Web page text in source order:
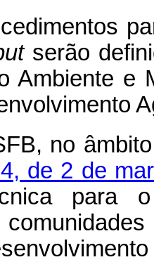
serão
Ambiente e
no
de 2 de
para